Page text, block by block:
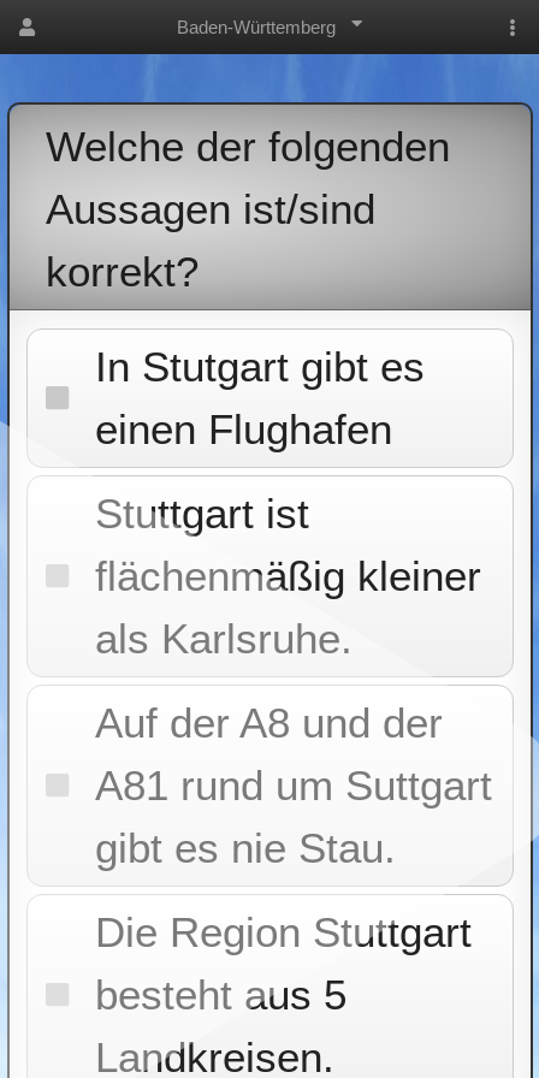
Baden-Württemberg
Welche der folgenden
Aussagen ist/sind
korrekt?
In Stutgart gibt es
einen Flughafen
Stuttgart ist
flächenmäßig kleiner
als Karlsruhe.
Auf der A8 und der
A81 rund um Suttgart
gibt es nie Stau.
Die Region Stuttgart
besteht aus 5
Landkreisen.